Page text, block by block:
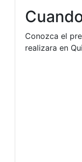
Conozca el
realizara en